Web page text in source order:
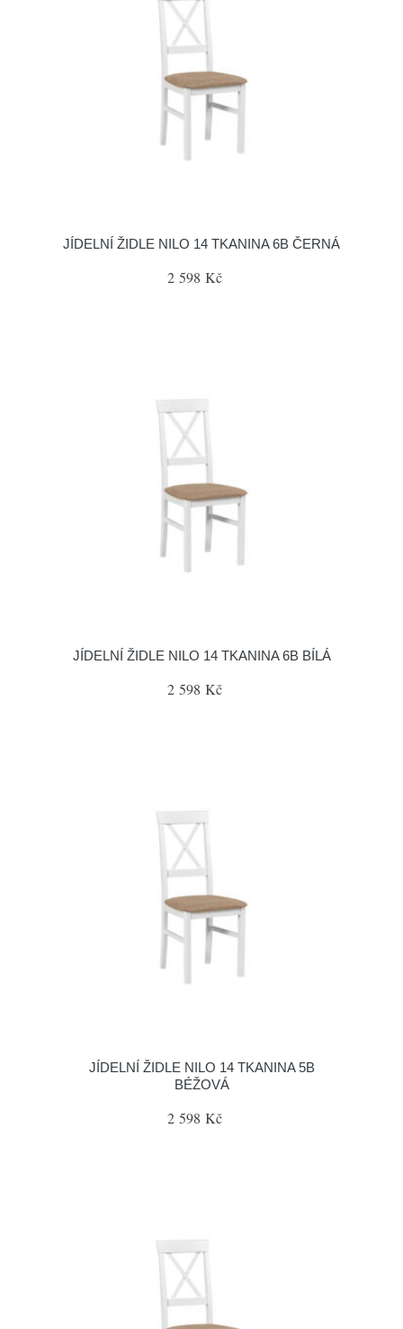
JÍDELNÍ ŽIDLE NILO 14 TKANINA 6B ČERNÁ
2 598 Kč
JÍDELNÍ ŽIDLE NILO 14 TKANINA 6B BÍLÁ
2 598 Kč
JÍDELNÍ ŽIDLE NILO 14 TKANINA 5B
BÉŽOVÁ
2 598 Kč